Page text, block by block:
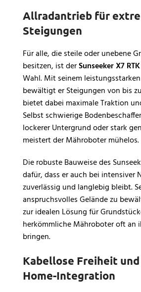
Allradantrieb für
Steigungen
Für alle, die steile oder unebene
besitzen, ist derSunseeker X7 RTK
Wahl. Mit seinem leistungsstarken
bewältigt er Steigungen von bis
bietet dabei maximale Traktion
Selbst schwierige
lockerer Untergrund oder stark
meistert der Mähroboter mühelos.
Die robuste Bauweise des
dafür, dass er auch bei intensiver
zuverlässig und langlebig bleibt.
anspruchsvolles Gelände zu
zur idealen Lösung für
herkömmliche Mähroboter oft an
bringen.
Kabellose Freiheit
Home-Integration